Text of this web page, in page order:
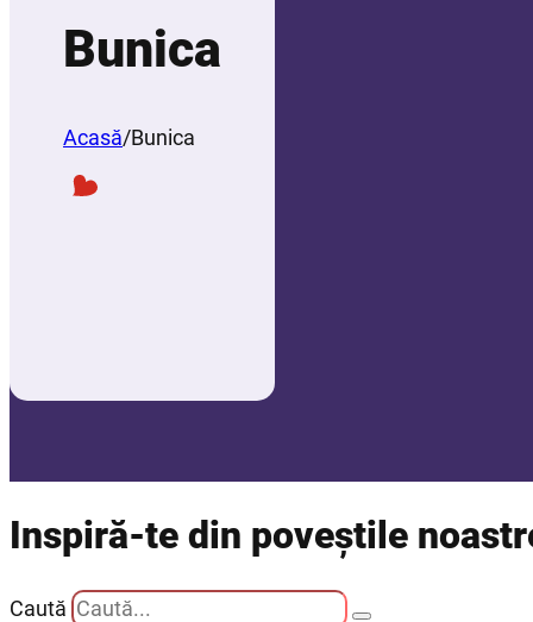
Bunica
Acasă/Bunica
Inspiră-te din poveștile
Caută